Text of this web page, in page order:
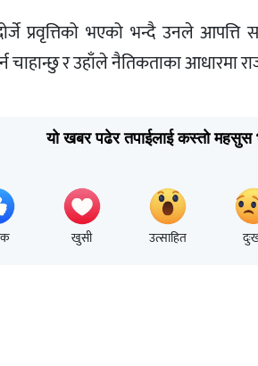
प्रवृत्तिको भएको भन्दै उनले
चाहान्छु र उहाँले नैतिकताका आधारमा
यो खबर पढेर तपाईलाई कस्तो महसुस
खुसी उत्साहित